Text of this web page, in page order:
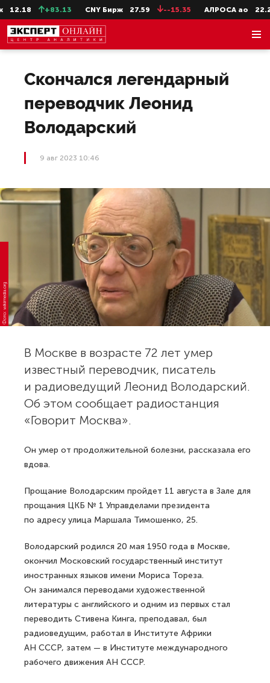
+83.13 CNY Бирж 27.59 --15.35 АЛРОСА ао 22.28
Скончался легендарный
переводчик Леонид
Володарский
9 авг 2023 10:46
Фото: wikimedia.org
В Москве в возрасте 72 лет умер
известный переводчик, писатель
и радиоведущий Леонид Володарский.
Об этом сообщает радиостанция
«Говорит Москва».
Он умер от продолжительной болезни, рассказала его
вдова.
Прощание Володарским пройдет 11 августа в Зале для
прощания ЦКБ № 1 Управделами президента
по адресу улица Маршала Тимошенко, 25.
Володарский родился 20 мая 1950 года в Москве,
окончил Московский государственный институт
иностранных языков имени Мориса Тореза.
Он занимался переводами художественной
литературы с английского и одним из первых стал
переводить Стивена Кинга, преподавал, был
радиоведущим, работал в Институте Африки
АН СССР, затем — в Институте международного
рабочего движения АН СССР.